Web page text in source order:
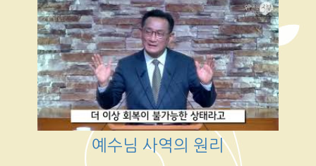
예수님 사역의 원리